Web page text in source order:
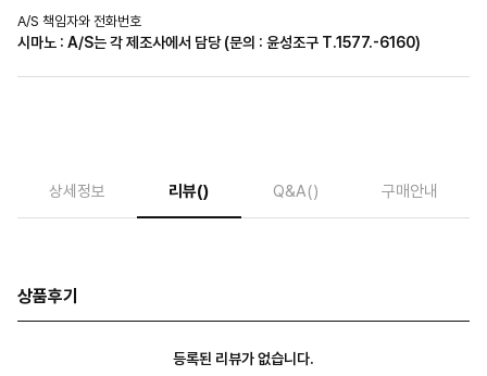
A/S 책임자와 전화번호
시마노 : A/S는 각 제조사에서 담당 (문의 : 윤성조구 T.1577.-6160)
상세정보 리뷰() Q&A() 구매안내
상품후기
등록된 리뷰가 없습니다.